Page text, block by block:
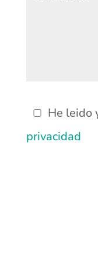
He leido
privacidad